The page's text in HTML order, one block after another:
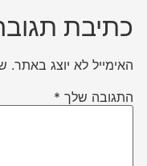
כתיבת
האימייל לא יוצג באתר.
התגובה שלך *